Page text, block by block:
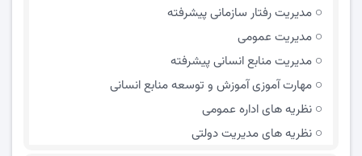
مدیریت رفتار سازمانی پیشرفته
مدیریت عمومی
مدیریت منابع انسانی پیشرفته
مهارت آموزی آموزش و توسعه منابع انسانی
نظریه های اداره عمومی
نظریه های مدیریت دولتی